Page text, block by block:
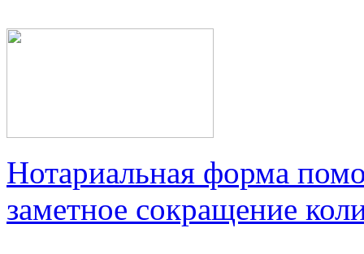
Нотариальная форма
заметное сокращение